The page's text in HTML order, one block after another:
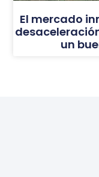
El mercado
un